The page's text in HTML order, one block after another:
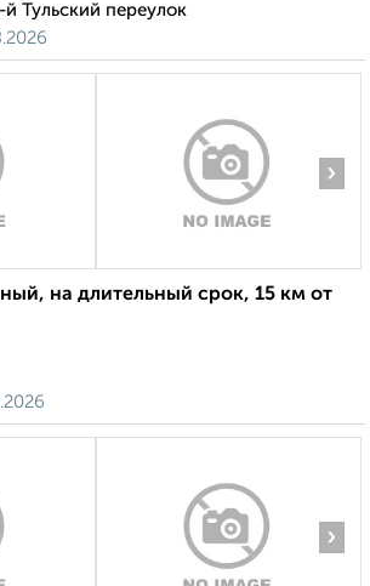
Тульский переулок
›
на длительный срок, 15 км от
›